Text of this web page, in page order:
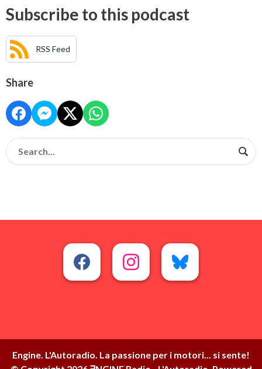
Subscribe to this podcast
RSS Feed
Share
Engine. L'Autoradio. La passione per i motori... si sente!